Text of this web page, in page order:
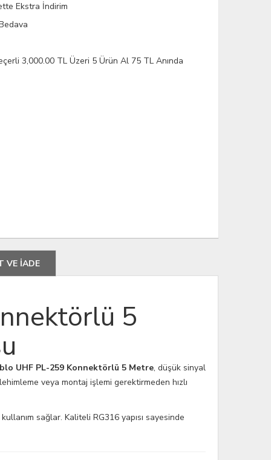
Ekstra İndirim
3,000.00 TL Üzeri 5 Ürün Al 75 TL Anında
VE İADE
5
UHF PL-259 Konnektörlü 5 Metre, düşük sinyal
veya montaj işlemi gerektirmeden hızlı
sağlar. Kaliteli RG316 yapısı sayesinde